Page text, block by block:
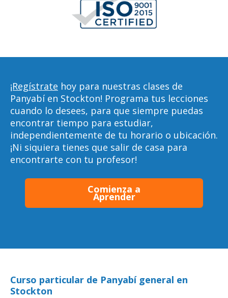
¡Regístrate hoy para nuestras clases de
Panyabí en Stockton! Programa tus lecciones
cuando lo desees, para que siempre puedas
encontrar tiempo para estudiar,
independientemente de tu horario o ubicación.
¡Ni siquiera tienes que salir de casa para
encontrarte con tu profesor!
Comienza a
Aprender
Curso particular de Panyabí general en
Stockton